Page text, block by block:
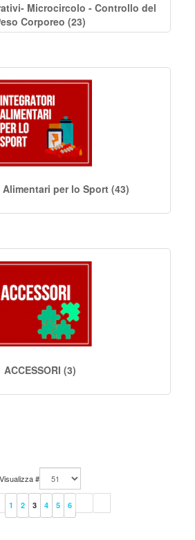
Microcircolo - Controllo del
Corporeo (23)
per lo Sport (43)
ACCESSORI (3)
Visualizza #
1 2 3 4 5 6